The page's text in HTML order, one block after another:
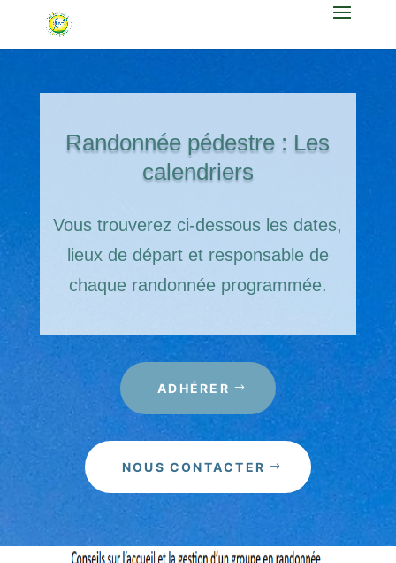
Randonnée pédestre : Les
calendriers
Vous trouverez ci-dessous les dates,
lieux de départ et responsable de
chaque randonnée programmée.
ADHÉRER
NOUS CONTACTER